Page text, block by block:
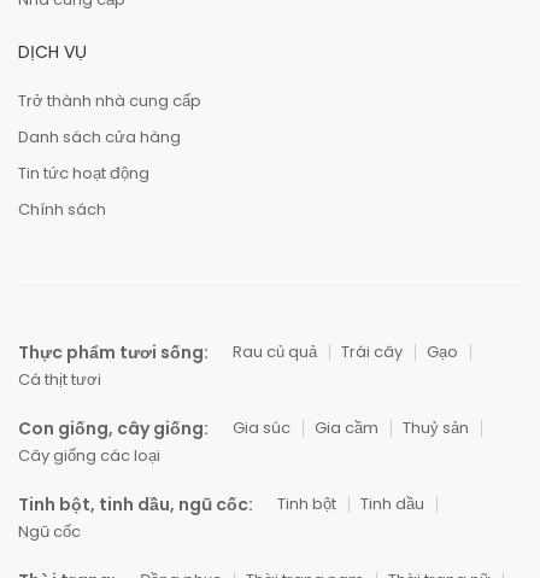
DỊCH VỤ
Trở thành nhà cung cấp
Danh sách cửa hàng
Tin tức hoạt động
Chính sách
Thực phẩm tươi sống: Rau củ quả Trái cây
Gạo
Cá thịt tươi
Con giống, cây giống: Gia súc Gia cầm
Thuỷ sản
Cây giống các loại
Tinh bột, tinh dầu, ngũ cốc: Tinh bột
Tinh dầu
Ngũ cốc